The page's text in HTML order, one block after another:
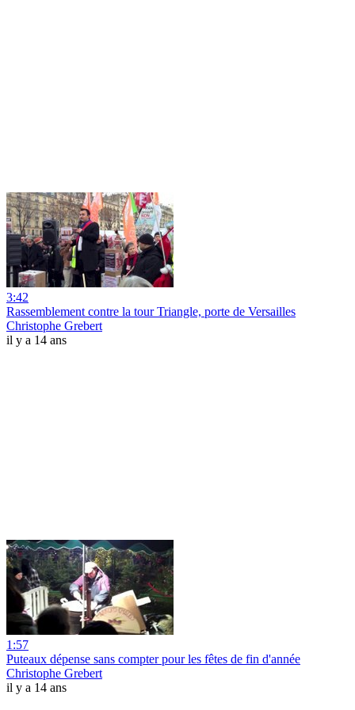
3:42
Rassemblement contre la tour Triangle, porte de Versailles
Christophe Grebert
il y a 14 ans
1:57
Puteaux dépense sans compter pour les fêtes de fin d'année
Christophe Grebert
il y a 14 ans